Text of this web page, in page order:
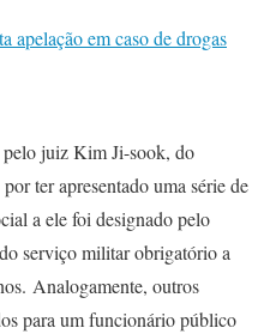
apelação em caso de drogas
juiz Kim Ji-sook, do
ter apresentado uma série de
a ele foi designado pelo
serviço militar obrigatório a
Analogamente, outros
para um funcionário público